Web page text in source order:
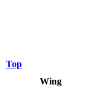
Top
Wing